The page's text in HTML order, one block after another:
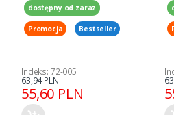
dostępny od zaraz
Promocja Bestseller
Indeks: 72-005
55,60 PLN
63,94 PLN